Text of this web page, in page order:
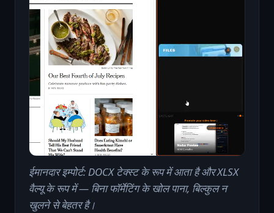
ईमानदार इम्पोर्ट: DOCX टेक्स्ट के रूप में आता है और XLSX
वैल्यू के रूप में — बिना फॉर्मेटिंग के खोल पाना, बिल्कुल न
खुलने से बेहतर है।